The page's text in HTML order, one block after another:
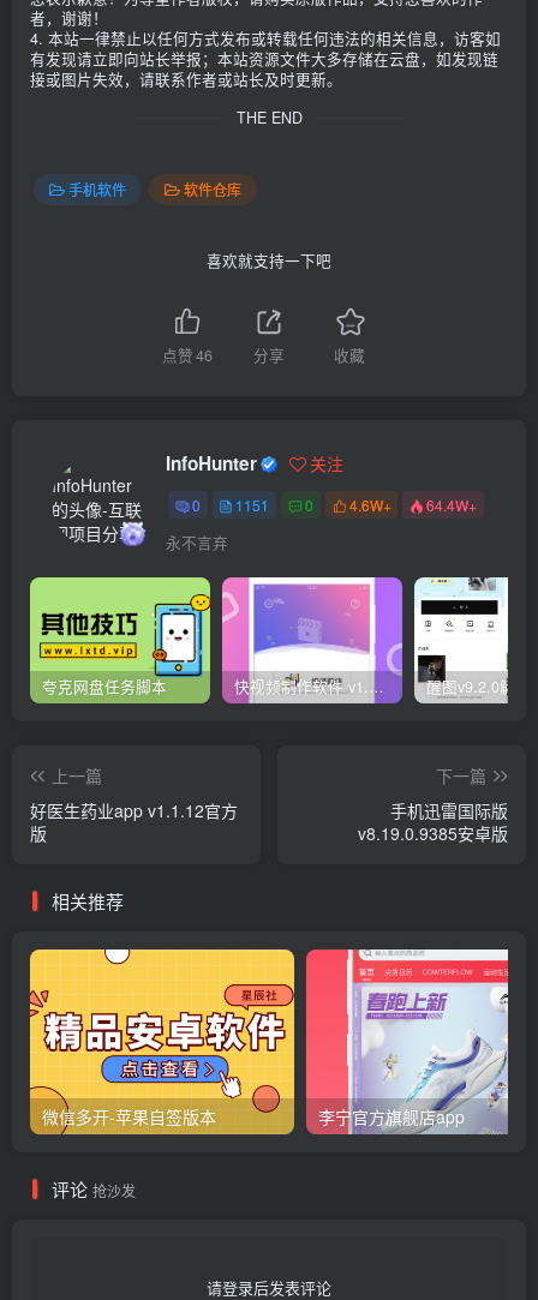
者，谢谢！
4. 本站一律禁止以任何方式发布或转载任何违法的相关信息，访客如
有发现请立即向站长举报；本站资源文件大多存储在云盘，如发现链
接或图片失效，请联系作者或站长及时更新。
THE END
手机软件 软件仓库
喜欢就支持一下吧
点赞46 分享 收藏
InfoHunter 关注
0 1151 0 4.6W+ 64.4W+
永不言弃
夸克网盘任务脚本 快视频制作软件 v1.1.1安卓版
上一篇
好医生药业app v1.1.12官方
版
下一篇
手机迅雷国际版
v8.19.0.9385安卓版
相关推荐
微信多开-苹果自签版本 李宁官方旗舰店app
评论 抢沙发
请登录后发表评论